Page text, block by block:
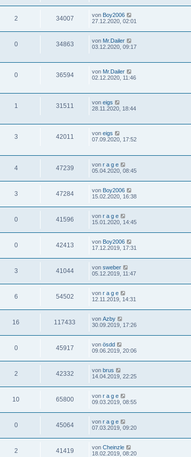
2 34007 von Boy2006
27.12.2020, 02:01
0 34863 von Mr.Dailer
03.12.2020, 09:17
0 36594 von Mr.Dailer
02.12.2020, 11:46
1 31511 von eigs
28.11.2020, 18:44
3 42011 von eigs
07.09.2020, 17:52
4 47239 von r a g e
05.04.2020, 08:45
3 47284 von Boy2006
15.02.2020, 16:38
0 41596 von r a g e
15.01.2020, 14:45
0 42413 von Boy2006
17.12.2019, 17:31
3 41044 von sweber
05.12.2019, 11:47
6 54502 von r a g e
12.11.2019, 14:31
16 117433 von Azby
30.09.2019, 17:26
0 45917 von ösdd
09.06.2019, 20:06
2 42332 von brus
14.04.2019, 22:25
10 65800 von r a g e
09.03.2019, 08:55
0 45064 von r a g e
07.03.2019, 09:20
2 41419 von Cheinzle
18.02.2019, 08:20